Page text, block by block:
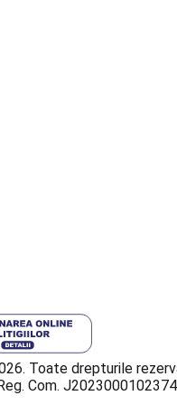
Toate drepturile
Com. J2023000102374